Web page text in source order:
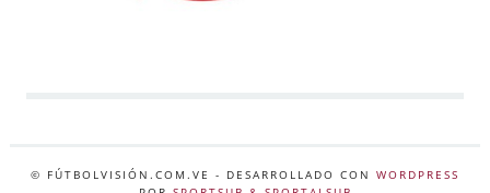
© FÚTBOLVISIÓN.COM.VE - DESARROLLADO CON WORDPRESS